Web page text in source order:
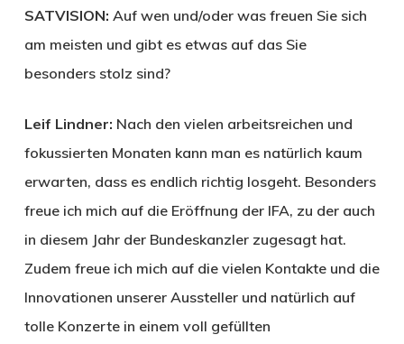
SATVISION: Auf wen und/oder was freuen Sie sich
am meisten und gibt es etwas auf das Sie
besonders stolz sind?
Leif Lindner: Nach den vielen arbeitsreichen und
fokussierten Monaten kann man es natürlich kaum
erwarten, dass es endlich richtig losgeht. Besonders
freue ich mich auf die Eröffnung der IFA, zu der auch
in diesem Jahr der Bundeskanzler zugesagt hat.
Zudem freue ich mich auf die vielen Kontakte und die
Innovationen unserer Aussteller und natürlich auf
tolle Konzerte in einem voll gefüllten